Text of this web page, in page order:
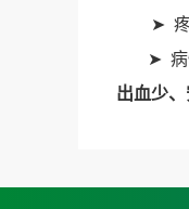
➤ 疼痛
➤ 病情
出血少